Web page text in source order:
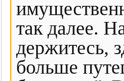
так далее.
держитесь,
больше